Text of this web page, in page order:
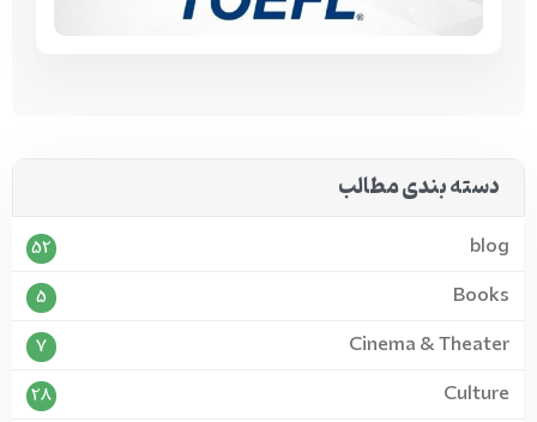
دسته بندی مطالب
blog
52
Books
5
Cinema & Theater
7
Culture
28